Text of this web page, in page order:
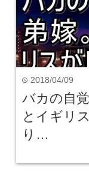
time 2018/04/09
バカの自
とイギリ
り…